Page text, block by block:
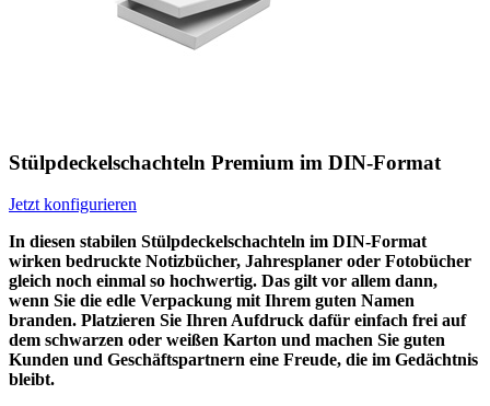
Stülpdeckelschachteln Premium im DIN-Format
Jetzt konfigurieren
In diesen stabilen Stülpdeckelschachteln im DIN-Format
wirken bedruckte Notizbücher, Jahresplaner oder Fotobücher
gleich noch einmal so hochwertig. Das gilt vor allem dann,
wenn Sie die edle Verpackung mit Ihrem guten Namen
branden. Platzieren Sie Ihren Aufdruck dafür einfach frei auf
dem schwarzen oder weißen Karton und machen Sie guten
Kunden und Geschäftspartnern eine Freude, die im Gedächtnis
bleibt.